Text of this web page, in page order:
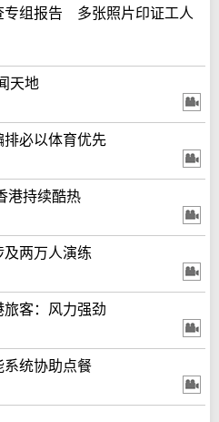
专组报告 多张照片印证工人
天地
必以体育优先
港持续酷热
两万人演练
客：风力强劲
系统协助点餐